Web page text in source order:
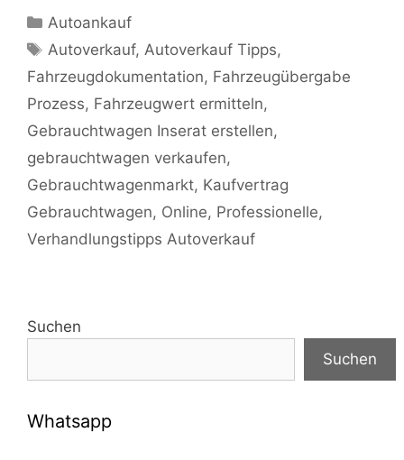
Kategorien
Autoankauf
Schlagwörter
Autoverkauf, Autoverkauf Tipps,
Fahrzeugdokumentation, Fahrzeugübergabe
Prozess, Fahrzeugwert ermitteln,
Gebrauchtwagen Inserat erstellen,
gebrauchtwagen verkaufen,
Gebrauchtwagenmarkt, Kaufvertrag
Gebrauchtwagen, Online, Professionelle,
Verhandlungstipps Autoverkauf
Suchen
Suchen
Whatsapp